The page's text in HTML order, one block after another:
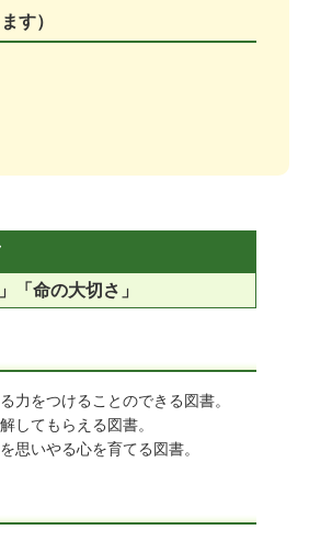
す）
「命の大切さ」
力をつけることのできる図書。
してもらえる図書。
思いやる心を育てる図書。